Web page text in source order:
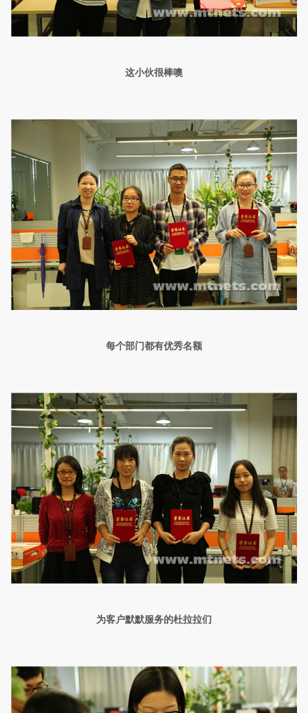
这小伙很棒噢
每个部门都有优秀名额
为客户默默服务的杜拉拉们